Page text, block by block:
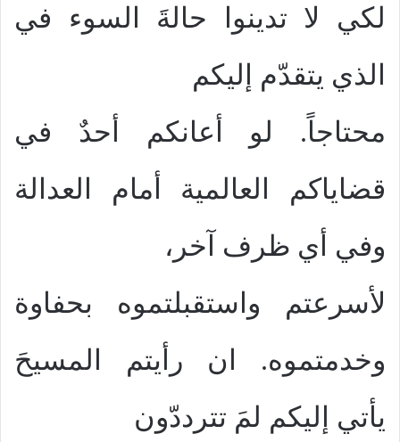
لكي لا تدينوا حالةَ السوء في
الذي يتقدّم إليكم
محتاجاً. لو أعانكم أحدٌ في
قضاياكم العالمية أمام العدالة
وفي أي ظرف آخر،
لأسرعتم واستقبلتموه بحفاوة
وخدمتموه. ان رأيتم المسيحَ
يأتي إليكم لمَ تترددّون